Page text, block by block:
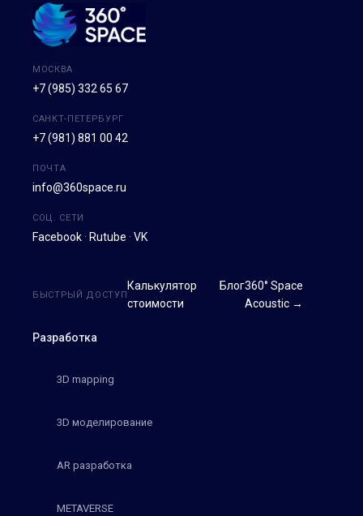
МОСКВА
+7 (985) 332 65 67
САНКТ-ПЕТЕРБУРГ
+7 (981) 881 00 42
ПОЧТА
info@360space.ru
СОЦ. СЕТИ
Facebook · Rutube · VK
Разработка
3D mapping
3D моделирование
AR разработка
METAVERSE
БЫСТРЫЙ ДОСТУП
Калькулятор
стоимости
Блог360° Space
Acoustic →